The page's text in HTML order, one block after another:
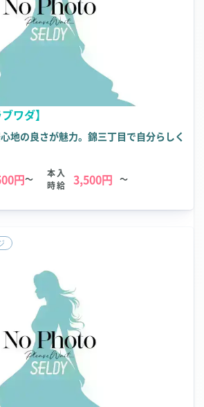
ワダ】
地の良さが魅力。錦三丁目で自分らしく
円～
本入
時給
3,500円 ～